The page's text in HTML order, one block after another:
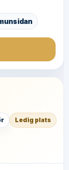
Ledig plats